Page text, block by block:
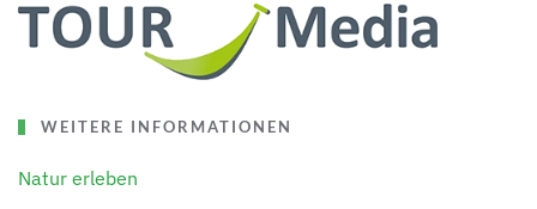
WEITERE INFORMATIONEN
Natur erleben